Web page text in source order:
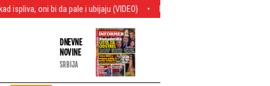
i ubijaju (VIDEO) Požar u dvorištu auto-lakirnice kod Niša: Izgorelo
DNEVNE
NOVINE
SRBIJA